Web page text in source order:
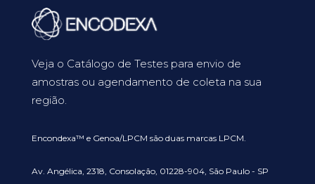
Veja o Catálogo de Testes para envio de
amostras ou agendamento de coleta na sua
região.
Encondexa™ e Genoa/LPCM são duas marcas LPCM.
Av. Angélica, 2318, Consolação, 01228-904, São Paulo - SP